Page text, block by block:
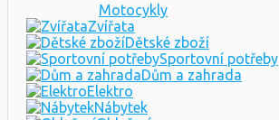
Motocykly
Zvířata
Dětské zboží
Sportovní potřeby
Dům a zahrada
Elektro
Nábytek